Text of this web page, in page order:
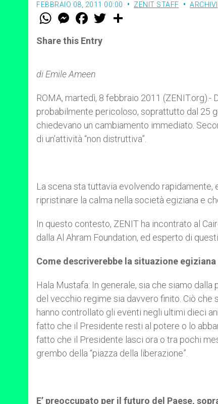
FEBBRAIO 08, 2011 00:00 ZENIT STAFF ARCHIVI
W
t
s
p
M
e
s
e
e
r
F
a
e
b
k
w
Share this Entry
di Emile Ameen
ROMA, martedì, 8 febbraio 2011
probabilmente pericoloso, soprattutto dal 25
chiedevano un cambiamento immediato.
di un’attività “non distruttiva”.
La scena sta tuttavia evolvendo
ripristinare la calma nella società egiziana e
In questo contesto, ZENIT ha incontrato al
dalla Al Ahram Foundation, ed esperto di
Come descriverebbe la situazione
Hala Mustafa: In generale, sia che siamo
del vecchio regime sia davvero finito. Ciò
hanno controllato gli eventi negli ultimi dieci
fatto che il Presidente resti al potere o lo
fatto che il Presidente lasci ora o tra pochi
grembo della “piazza della liberazione”.
E’ preoccupato per il futuro del Paese,